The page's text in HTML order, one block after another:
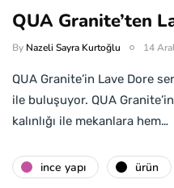
QUA Granite’ten
By Nazeli Sayra Kurtoğlu 14
QUA Granite’in Lave Dore
ile buluşuyor. QUA
kalınlığı ile mekanlara hem…
i̇nce yapı ürün